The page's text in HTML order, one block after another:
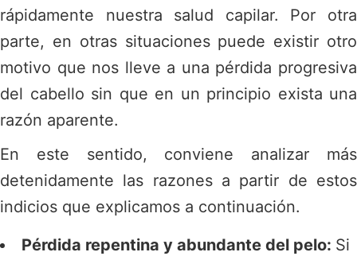
rápidamente nuestra salud capilar. Por otra
parte, en otras situaciones puede existir otro
motivo que nos lleve a una pérdida progresiva
del cabello sin que en un principio exista una
razón aparente.
En este sentido, conviene analizar más
detenidamente las razones a partir de estos
indicios que explicamos a continuación.
Pérdida repentina y abundante del pelo: Si